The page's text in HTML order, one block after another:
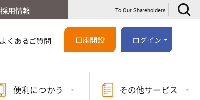
採用情報 To Our Shareholders
よくあるご質問 口座開設 ログイン
便利につかう その他サービス